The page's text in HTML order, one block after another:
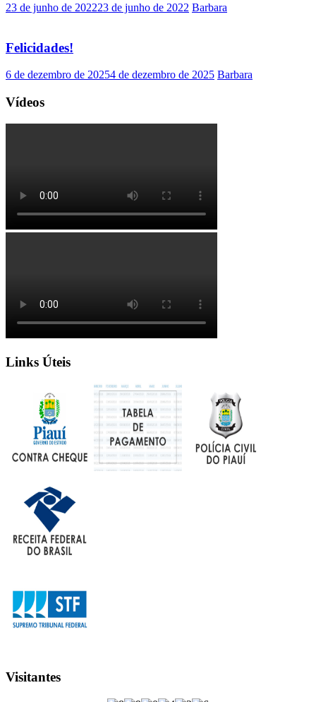
23 de junho de 202223 de junho de 2022 Barbara
Felicidades!
6 de dezembro de 20254 de dezembro de 2025 Barbara
Vídeos
Links Úteis
Visitantes